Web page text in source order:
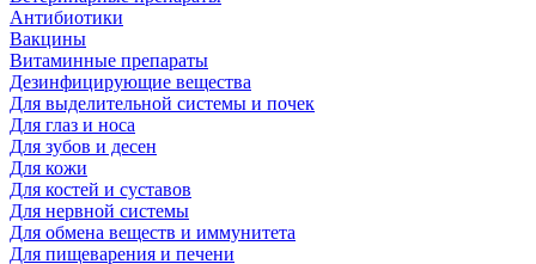
Антибиотики
Вакцины
Витаминные препараты
Дезинфицирующие вещества
Для выделительной системы и почек
Для глаз и носа
Для зубов и десен
Для кожи
Для костей и суставов
Для нервной системы
Для обмена веществ и иммунитета
Для пищеварения и печени